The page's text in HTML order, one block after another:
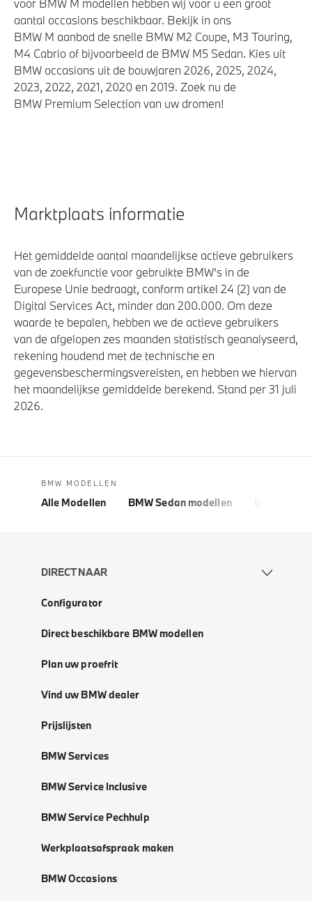
voor BMW M modellen hebben wij voor u een groot
aantal occasions beschikbaar. Bekijk in ons
BMW M aanbod de snelle BMW M2 Coupe, M3 Touring,
M4 Cabrio of bijvoorbeeld de BMW M5 Sedan. Kies uit
BMW occasions uit de bouwjaren 2026, 2025, 2024,
2023, 2022, 2021, 2020 en 2019. Zoek nu de
BMW Premium Selection van uw dromen!
Marktplaats informatie
Het gemiddelde aantal maandelijkse actieve gebruikers
van de zoekfunctie voor gebruikte BMW's in de
Europese Unie bedraagt, conform artikel 24 (2) van de
Digital Services Act, minder dan 200.000. Om deze
waarde te bepalen, hebben we de actieve gebruikers
van de afgelopen zes maanden statistisch geanalyseerd,
rekening houdend met de technische en
gegevensbeschermingsvereisten, en hebben we hiervan
het maandelijkse gemiddelde berekend. Stand per 31 juli
2026.
BMW MODELLEN
Alle Modellen BMW Sedan modellen
DIRECT NAAR
Configurator
Direct beschikbare BMW modellen
Plan uw proefrit
Vind uw BMW dealer
Prijslijsten
BMW Services
BMW Service Inclusive
BMW Service Pechhulp
Werkplaatsafspraak maken
BMW Occasions